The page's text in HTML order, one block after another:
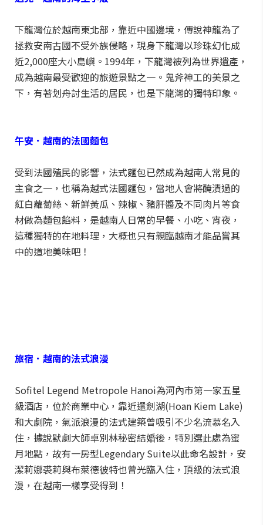
下龍灣位於越南東北部，靠近中國邊境，傳說神龍為了
拯救安南古國不受外族侵略，現身下龍灣以珍珠幻化成
近2,000座大小島嶼。1994年，下龍灣被列為世界遺產，
成為越南最受歡迎的旅遊景點之一。鬼斧神工的美景之
下，有著划舟討生活的居民，也是下龍灣的獨特印象。
午安．越南的法國麵包
受到法國殖民的影響，法式麵包已然成為越南人常見的
主食之一，也稱為越式法國麵包，當地人會將醃漬過的
紅白蘿蔔絲、新鮮黃瓜、辣椒、豬肝醬及不同肉片等食
材做為麵包餡料，是越南人日常的早餐、小吃、宵夜，
這種獨特的在地料理，大概也只有親臨越南才能品嘗其
中的道地美味吧！
旅宿．越南的法式浪漫
Sofitel Legend Metropole Hanoi為河內市第一家五星
級酒店，位於商業中心，靠近還劍湖(Hoan Kiem Lake)
和大劇院，氣派浪漫的法式建築曾吸引不少名流慕名入
住，據說默劇大師卓別林秘密結婚後，特別選此處為蜜
月地點，故有一房型Legendary Suite以此命名設計，安
潔莉娜裘莉與布萊德彼特也曾光臨入住，頂級的法式浪
漫，在越南一樣享受得到！